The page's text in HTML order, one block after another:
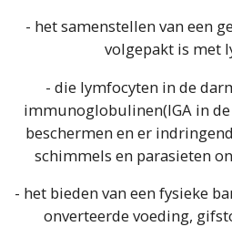
- het samenstellen van een
volgepakt is met
- die lymfocyten in de
immunoglobulinen(IGA in
beschermen en er
schimmels en parasieten
- het bieden van een fysieke
onverteerde voeding,